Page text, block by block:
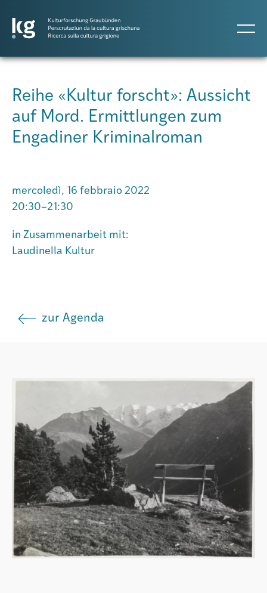
Progetti
Persone
Agenda
Reihe «Kultur forscht»: Aussicht
auf Mord. Ermittlungen zum
Engadiner Kriminalroman
mercoledì, 16 febbraio 2022
20:30–21:30
in Zusammenarbeit mit:
Laudinella Kultur
zur Agenda